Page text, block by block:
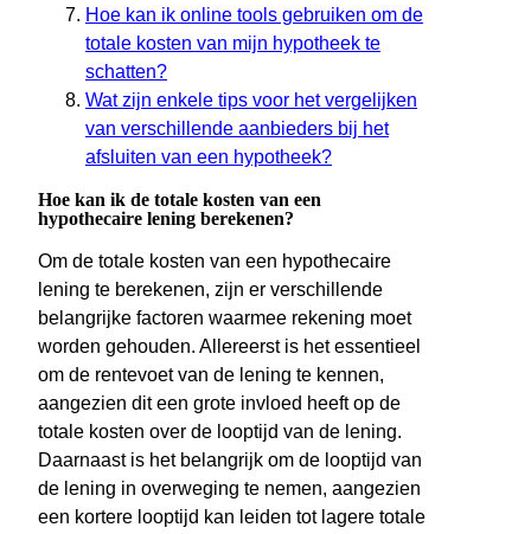
Hoe kan ik online tools gebruiken om de
totale kosten van mijn hypotheek te
schatten?
Wat zijn enkele tips voor het vergelijken
van verschillende aanbieders bij het
afsluiten van een hypotheek?
Hoe kan ik de totale kosten van een
hypothecaire lening berekenen?
Om de totale kosten van een hypothecaire
lening te berekenen, zijn er verschillende
belangrijke factoren waarmee rekening moet
worden gehouden. Allereerst is het essentieel
om de rentevoet van de lening te kennen,
aangezien dit een grote invloed heeft op de
totale kosten over de looptijd van de lening.
Daarnaast is het belangrijk om de looptijd van
de lening in overweging te nemen, aangezien
een kortere looptijd kan leiden tot lagere totale